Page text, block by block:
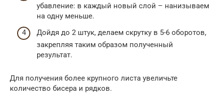
убавление: в каждый новый слой – нанизываем
на одну меньше.
Дойдя до 2 штук, делаем скрутку в 5-6 оборотов,
закрепляя таким образом полученный
результат.
Для получения более крупного листа увеличьте
количество бисера и рядков.